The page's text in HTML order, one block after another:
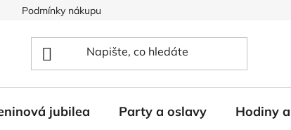
Podmínky nákupu
jubilea Party a oslavy Hodiny